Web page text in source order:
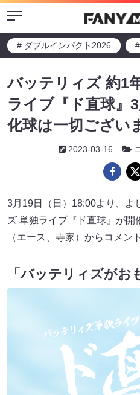
Menu
# ダブルインパクト2026
バッテリィズ 約1
ライブ『ド直球』
化球は一切ござい
2023-03-16
3月19日（日）18:00より、よ
ズ 単独ライブ『ド直球』が
（エース、寺家）からコメン
「バッテリィズがお